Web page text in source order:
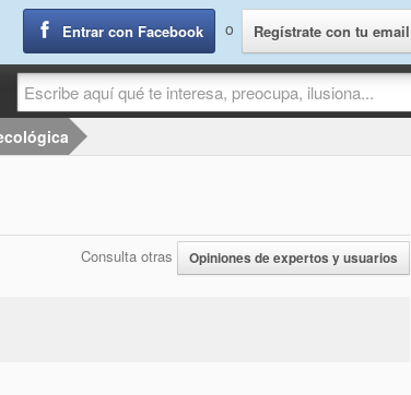
Entrar con Facebook o Regístrate con tu email
Consulta otras Opiniones de expertos y usuarios